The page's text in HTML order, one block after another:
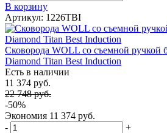
В корзину
Артикул: 1226TBI
Сковорода WOLL со съемной ручкой
Diamond Titan Best Induction
Есть в наличии
11 374 руб.
22 748 руб.
-50%
Экономия 11 374 руб.
-
+